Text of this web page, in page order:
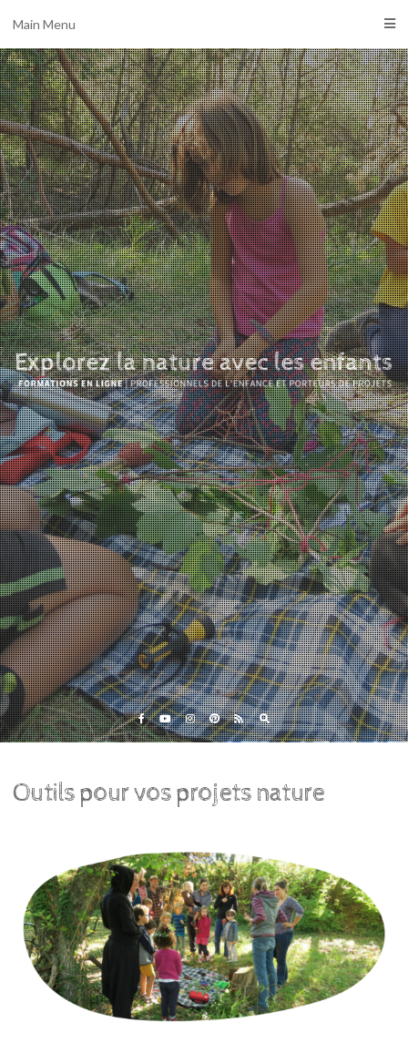
Eveil et Nature
Outils et Formations en ligne pour explorer la nature
avec les enfants
Main Menu
Outils pour vos projets nature